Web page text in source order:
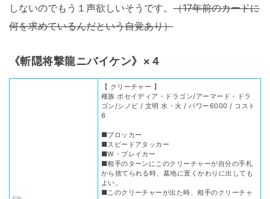
しないのでもう１声欲しいそうです。 （17年前のカードに
何を求めているんだという自覚あり）
《斬隠将撃龍ニバイケン》×４
【 クリーチャー 】
種族 ポセイディア・ドラゴン/アーマード・ドラ
ゴン/シノビ / 文明 水・火 / パワー6000 / コスト
6
■ブロッカー
■スピードアタッカー
■W・ブレイカー
■相手のターンにこのクリーチャーが自分の手札
から捨てられる時、墓地に置くかわりに出しても
よい。
■このクリーチャーが出た時、相手のクリーチャ